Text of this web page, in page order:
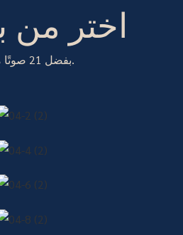
اختر من
بفضل 21 صوتًا مهدئًا و5 نغمات رنين في جهاز مراقبة النوم بالضوضاء البيضاء، ستجد دائمًا صوتًا يناسبك.